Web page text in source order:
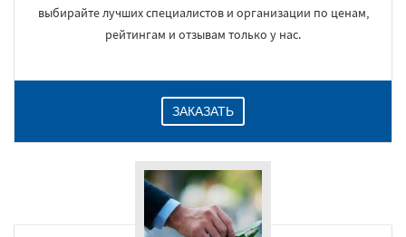
выбирайте лучших специалистов и организации по ценам,
рейтингам и отзывам только у нас.
ЗАКАЗАТЬ